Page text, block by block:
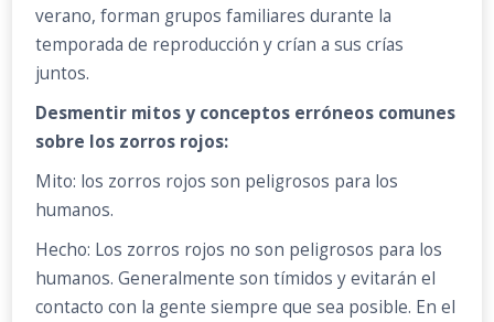
verano, forman grupos familiares durante la
temporada de reproducción y crían a sus crías
juntos.
Desmentir mitos y conceptos erróneos comunes
sobre los zorros rojos:
Mito: los zorros rojos son peligrosos para los
humanos.
Hecho: Los zorros rojos no son peligrosos para los
humanos. Generalmente son tímidos y evitarán el
contacto con la gente siempre que sea posible. En el